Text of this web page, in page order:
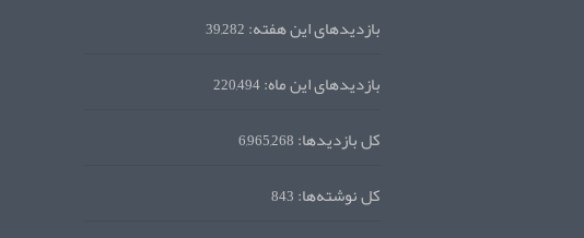
بازدیدهای این هفته:39,282
بازدیدهای این ماه:220,494
کل بازدیدها:6,965,268
کل نوشته‌ها:843